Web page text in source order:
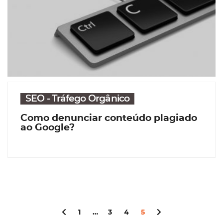
SEO - Tráfego Orgânico
Como denunciar conteúdo plagiado
ao Google?
1 … 3 4 5